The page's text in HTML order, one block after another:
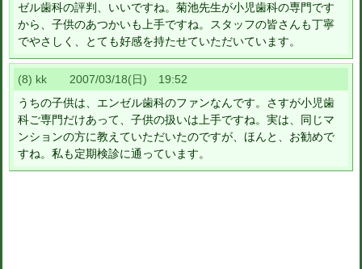
ゼル歯科の評判、いいですね。菊池先生が小児歯科の専門です
から、子供のあつかいも上手ですね。スタッフの皆さんも丁寧
でやさしく、とても好感を持たせていただいています。
(8) kk 2007/03/18(日) 19:52
うちの子供は、エンゼル歯科のファンなんです。さすが小児歯
科ご専門だけあって、子供の扱いは上手ですね。実は、同じマ
ンションの方に教えていただいたのですが、ほんと、お勧めで
すね。私も定期検診に通っています。